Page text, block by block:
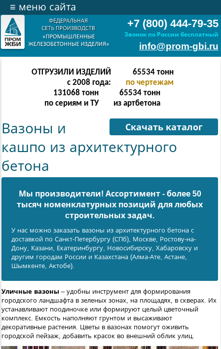
+7 (800) 444-79-35
Звонок по России бесплатный
info@prom-gbi.ru
≡ меню сайта
ОТГРУЗИЛИ ИЗДЕЛИЙ
с 2008 года:
524286тонн
по чертежам
238342 тонн
по сериям и ТУ
512303 тонн
из артбетона
Скачать каталог
Вазоны и
кашпо из архитектурного
бетона
Мы производители! Ассортимент - более 50
тысяч номенклатурных позиций для любых
cтроительных задач.
У нас можно заказать вазоны из архитектурного бетона с
доставкой по Санкт-Петербургу (СПб), Москве, Ростову-на-
Дону, Казани, Екатеринбургу, Новосибирску, Хабаровску и
другим городам России и Казахстана (Алма-Ате, Астане,
Шымкенте, Актобе).
Уличные вазоны – удобны инструмент для формирования
городского ландшафта в зеленых зонах, на площадях, в скверах. Их
устанавливают поодиночке или формируют целый цветочный
комплекс. Емкость наполняют грунтом и высаживают
декоративные растения. Цветы в вазонах помогут оживить
городской пейзаж, добавить красок во внешний облик улиц.